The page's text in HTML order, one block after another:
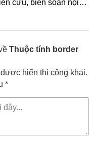
cứu, biên soạn nội
thức về website, SEO,
Thuộc tính border
hiển thị công khai.
*